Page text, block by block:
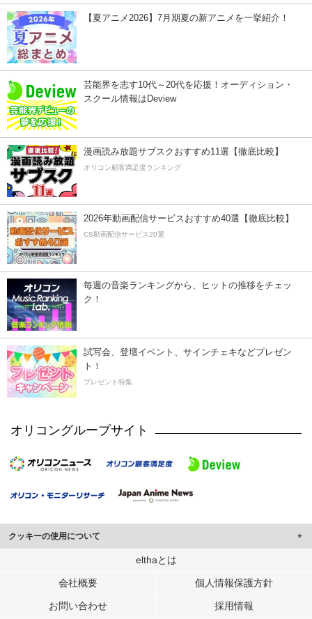
【夏アニメ2026】7月期夏の新アニメを一挙紹介！
芸能界を志す10代～20代を応援！オーディション・
スクール情報はDeview
漫画読み放題サブスクおすすめ11選【徹底比較】
オリコン顧客満足度ランキング
2026年動画配信サービスおすすめ40選【徹底比較】
CS動画配信サービス20選
毎週の音楽ランキングから、ヒットの推移をチェッ
ク！
試写会、登壇イベント、サインチェキなどプレゼン
ト！
プレゼント特集
オリコングループサイト
クッキーの使用について
このサイトでは Cookie を使用して、ユーザーに合わせたコンテンツや広告の
行っています。
メディアや広告配信、データ解析の各パートナーに提供しています。
elthaとは
会社概要 個人情報保護方針
お問い合わせ
採用情報